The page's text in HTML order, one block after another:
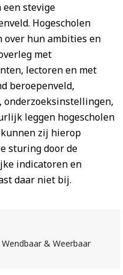
een stevige
Hogescholen
over hun ambities en
met
lectoren en met
beroepenveld,
onderzoeksinstellingen,
leggen hogescholen
zij hierop
sturing door de
indicatoren en
daar niet bij.
& Weerbaar